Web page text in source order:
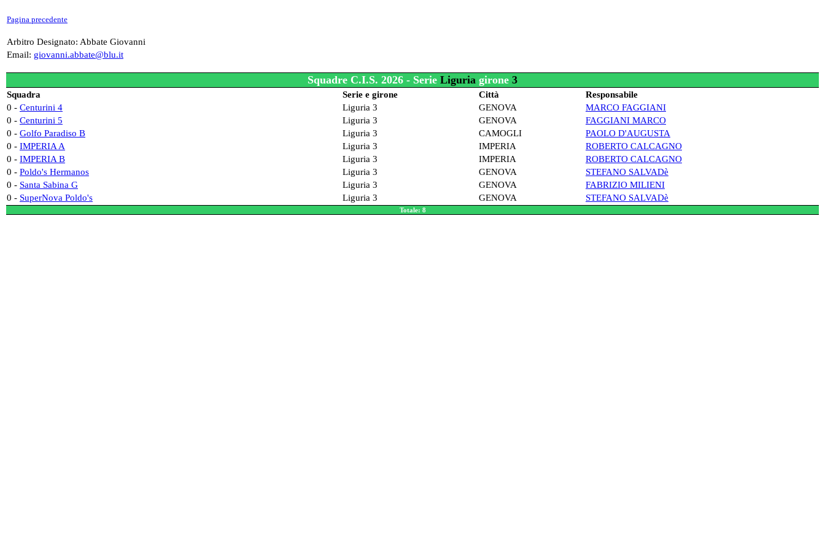
Pagina precedente
Arbitro Designato: Abbate Giovanni
Email: giovanni.abbate@blu.it
Squadre C.I.S. 2026 - Serie Liguria girone 3
Squadra Serie e girone Città
Responsabile
0 - Centurini 4 Liguria 3 GENOVA
MARCO FAGGIANI
0 - Centurini 5 Liguria 3 GENOVA
FAGGIANI MARCO
0 - Golfo Paradiso B Liguria 3 CAMOGLI
PAOLO D'AUGUSTA
0 - IMPERIA A Liguria 3 IMPERIA
ROBERTO CALCAGNO
0 - IMPERIA B Liguria 3 IMPERIA
ROBERTO CALCAGNO
0 - Poldo's Hermanos Liguria 3 GENOVA
STEFANO SALVADè
0 - Santa Sabina G Liguria 3 GENOVA
FABRIZIO MILIENI
0 - SuperNova Poldo's Liguria 3 GENOVA STEFANO SALVADè
Totale: 8